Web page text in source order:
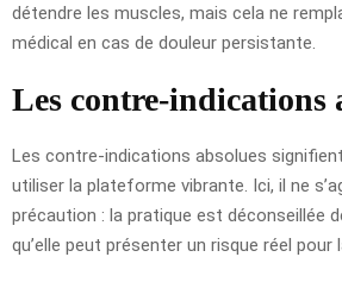
détendre les muscles, mais cela ne
médical en cas de douleur persistante.
Les contre-indications
Les contre-indications absolues
utiliser la plateforme vibrante. Ici, il ne
précaution : la pratique est déconseillée
qu’elle peut présenter un risque réel pour